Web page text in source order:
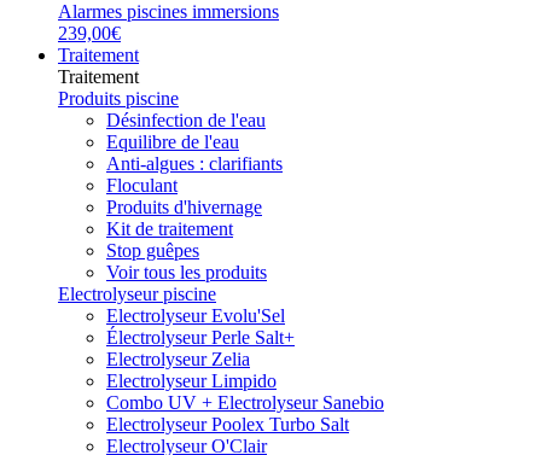
Alarmes piscines immersions
239,00€
Traitement
Traitement
Produits piscine
Désinfection de l'eau
Equilibre de l'eau
Anti-algues : clarifiants
Floculant
Produits d'hivernage
Kit de traitement
Stop guêpes
Voir tous les produits
Electrolyseur piscine
Electrolyseur Evolu'Sel
Électrolyseur Perle Salt+
Electrolyseur Zelia
Electrolyseur Limpido
Combo UV + Electrolyseur Sanebio
Electrolyseur Poolex Turbo Salt
Electrolyseur O'Clair